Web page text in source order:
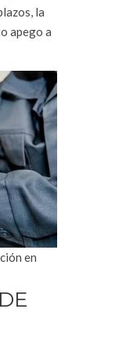
la
apego a
en